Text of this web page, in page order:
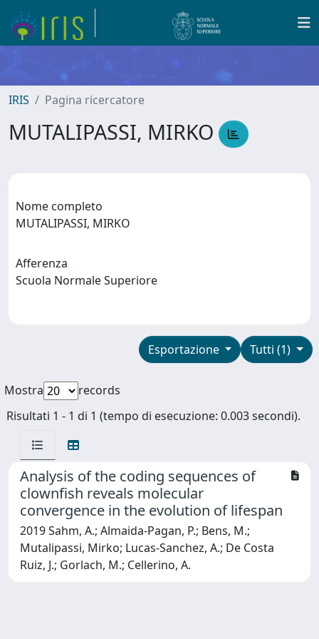
IRIS Pagina ricercatore
MUTALIPASSI, MIRKO
Nome completo
MUTALIPASSI, MIRKO
Afferenza
Scuola Normale Superiore
Tutti (1)
Esportazione
Mostra
records
Risultati 1 - 1 di 1 (tempo di esecuzione: 0.003 secondi).
Analysis of the coding sequences of
clownfish reveals molecular
convergence in the evolution of lifespan
2019 Sahm, A.; Almaida-Pagan, P.; Bens, M.;
Mutalipassi, Mirko; Lucas-Sanchez, A.; De Costa
Ruiz, J.; Gorlach, M.; Cellerino, A.